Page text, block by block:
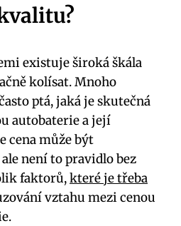
​existuje široká škála
kolísat. Mnoho
ptá, jaká je skutečná
⁤autobaterie ‌a její
cena může být
⁢není to pravidlo bez
faktorů,které je třeba
vztahu mezi cenou